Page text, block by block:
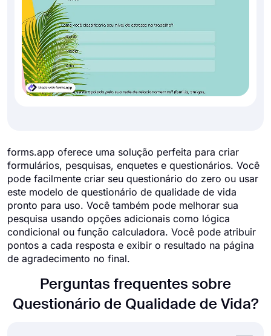
forms.app oferece uma solução perfeita para criar
formulários, pesquisas, enquetes e questionários. Você
pode facilmente criar seu questionário do zero ou usar
este modelo de questionário de qualidade de vida
pronto para uso. Você também pode melhorar sua
pesquisa usando opções adicionais como lógica
condicional ou função calculadora. Você pode atribuir
pontos a cada resposta e exibir o resultado na página
de agradecimento no final.
Perguntas frequentes sobre
Questionário de Qualidade de Vida?